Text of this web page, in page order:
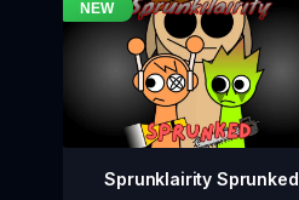
Sprunklairity Sprunked